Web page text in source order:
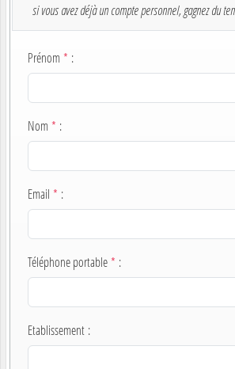
si vous avez déjà un compte personnel, gagnez du
Prénom * :
Nom * :
Email * :
Téléphone portable* :
Etablissement :